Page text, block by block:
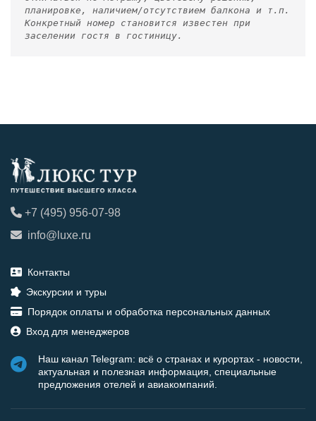
планировке, наличием/отсутствием балкона и т.п.
Конкретный номер становится известен при
заселении гостя в гостиницу.
+7 (495) 956-07-98
info@luxe.ru
Контакты
Экскурсии и туры
Порядок оплаты и обработка персональных данных
Вход для менеджеров
Наш канал Telegram: всё о странах и курортах - новости,
актуальная и полезная информация, специальные
предложения отелей и авиакомпаний.